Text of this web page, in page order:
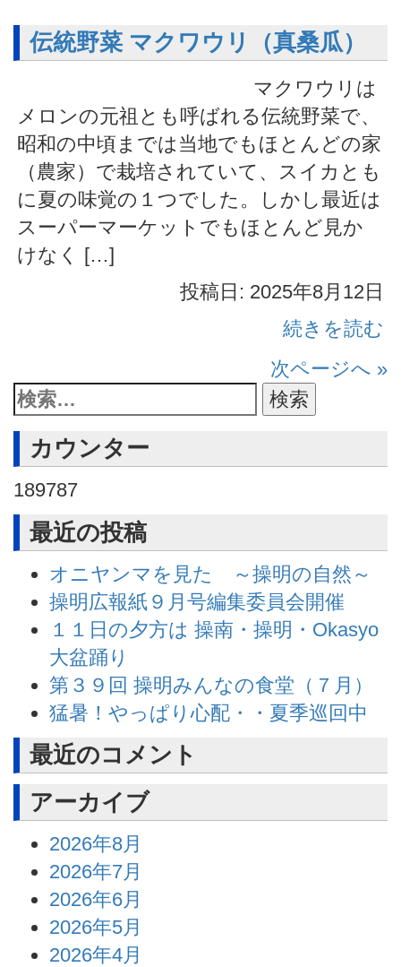
伝統野菜 マクワウリ（真桑瓜）
マクワウリは
メロンの元祖とも呼ばれる伝統野菜で、
昭和の中頃までは当地でもほとんどの家
（農家）で栽培されていて、スイカとも
に夏の味覚の１つでした。しかし最近は
スーパーマーケットでもほとんど見か
けなく […]
投稿日: 2025年8月12日
続きを読む
次ページへ »
カウンター
189787
最近の投稿
オニヤンマを見た ～操明の自然～
操明広報紙９月号編集委員会開催
１１日の夕方は 操南・操明・Okasyo
大盆踊り
第３９回 操明みんなの食堂（７月）
猛暑！やっぱり心配・・夏季巡回中
最近のコメント
アーカイブ
2026年8月
2026年7月
2026年6月
2026年5月
2026年4月